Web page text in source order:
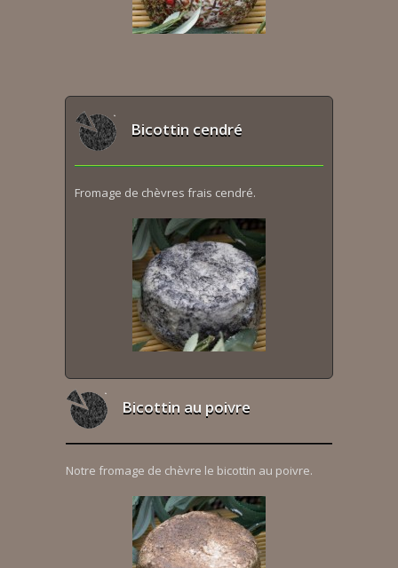
Bicottin cendré
Fromage de chèvres frais cendré.
Bicottin au poivre
Notre fromage de chèvre le bicottin au poivre.